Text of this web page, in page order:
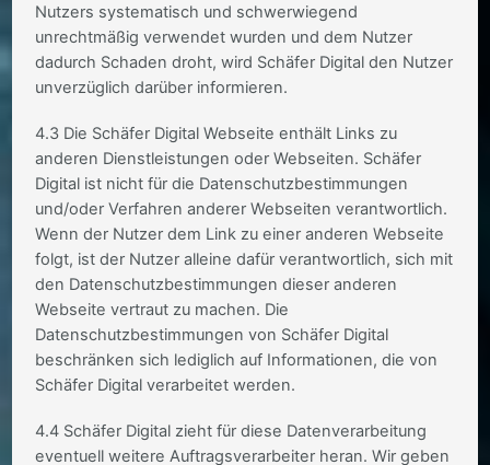
Nutzers systematisch und schwerwiegend
unrechtmäßig verwendet wurden und dem Nutzer
dadurch Schaden droht, wird Schäfer Digital den Nutzer
unverzüglich darüber informieren.
4.3 Die Schäfer Digital Webseite enthält Links zu
anderen Dienstleistungen oder Webseiten. Schäfer
Digital ist nicht für die Datenschutzbestimmungen
und/oder Verfahren anderer Webseiten verantwortlich.
Wenn der Nutzer dem Link zu einer anderen Webseite
folgt, ist der Nutzer alleine dafür verantwortlich, sich mit
den Datenschutzbestimmungen dieser anderen
Webseite vertraut zu machen. Die
Datenschutzbestimmungen von Schäfer Digital
beschränken sich lediglich auf Informationen, die von
Schäfer Digital verarbeitet werden.
4.4 Schäfer Digital zieht für diese Datenverarbeitung
eventuell weitere Auftragsverarbeiter heran. Wir geben